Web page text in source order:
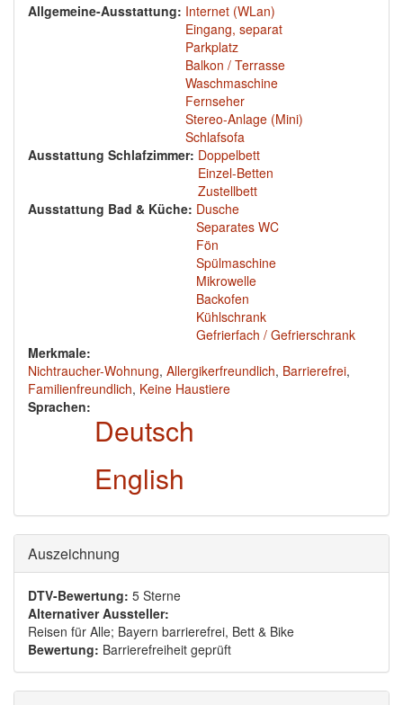
Allgemeine-Ausstattung: Internet (WLan)
Eingang, separat
Parkplatz
Balkon / Terrasse
Waschmaschine
Fernseher
Stereo-Anlage (Mini)
Schlafsofa
Ausstattung Schlafzimmer: Doppelbett
Einzel-Betten
Zustellbett
Ausstattung Bad & Küche: Dusche
Separates WC
Fön
Spülmaschine
Mikrowelle
Backofen
Kühlschrank
Gefrierfach / Gefrierschrank
Merkmale:
Nichtraucher-Wohnung, Allergikerfreundlich, Barrierefrei,
Familienfreundlich, Keine Haustiere
Sprachen:
Deutsch
English
Ausblenden
Auszeichnung
DTV-Bewertung: 5 Sterne
Alternativer Aussteller:
Reisen für Alle; Bayern barrierefrei, Bett & Bike
Bewertung: Barrierefreiheit geprüft